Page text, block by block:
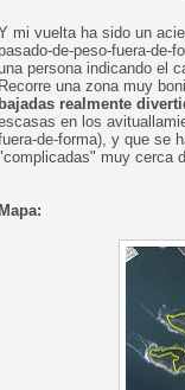
mi vuelta ha sido un
de-peso-fuera-de-
persona indicando el
Recorre una zona muy
bajadas realmente
en los
de-forma), y que se
muy cerca
Mapa: